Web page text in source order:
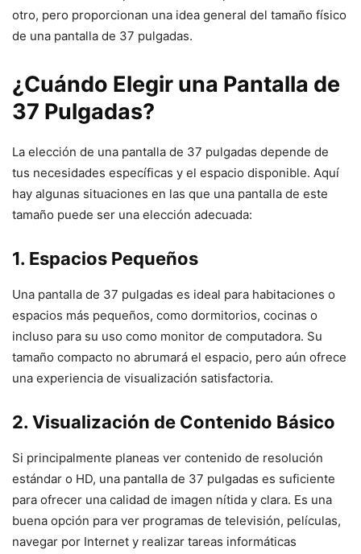
otro, pero proporcionan una idea general del tamaño físico
de una pantalla de 37 pulgadas.
¿Cuándo Elegir una Pantalla de
37 Pulgadas?
La elección de una pantalla de 37 pulgadas depende de
tus necesidades específicas y el espacio disponible. Aquí
hay algunas situaciones en las que una pantalla de este
tamaño puede ser una elección adecuada:
1. Espacios Pequeños
Una pantalla de 37 pulgadas es ideal para habitaciones o
espacios más pequeños, como dormitorios, cocinas o
incluso para su uso como monitor de computadora. Su
tamaño compacto no abrumará el espacio, pero aún ofrece
una experiencia de visualización satisfactoria.
2. Visualización de Contenido Básico
Si principalmente planeas ver contenido de resolución
estándar o HD, una pantalla de 37 pulgadas es suficiente
para ofrecer una calidad de imagen nítida y clara. Es una
buena opción para ver programas de televisión, películas,
navegar por Internet y realizar tareas informáticas